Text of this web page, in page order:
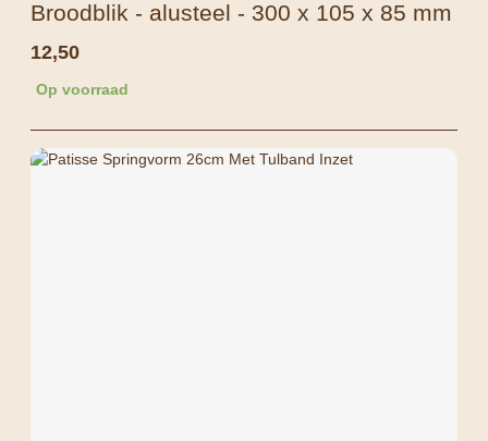
Broodblik - alusteel - 300 x 105 x 85 mm
12,50
Op voorraad